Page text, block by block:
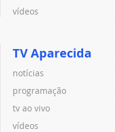
vídeos
TV Aparecida
notícias
programação
tv ao vivo
vídeos